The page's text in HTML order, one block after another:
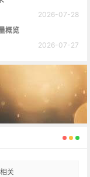
2026-07-28
概览
2026-07-27
关